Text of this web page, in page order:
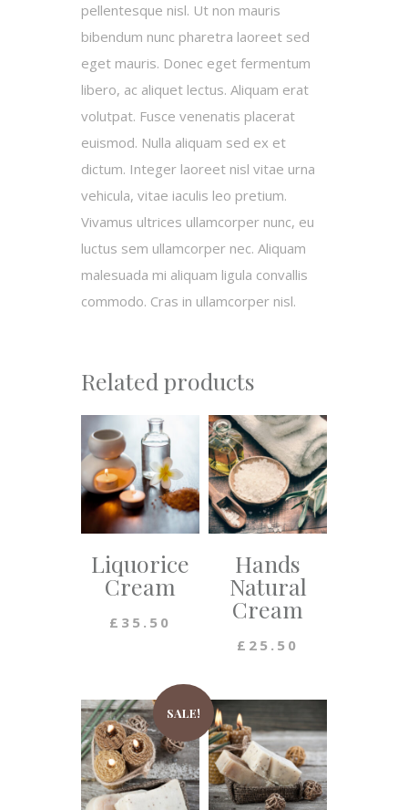
pellentesque nisl. Ut non mauris
bibendum nunc pharetra laoreet sed
eget mauris. Donec eget fermentum
libero, ac aliquet lectus. Aliquam erat
volutpat. Fusce venenatis placerat
euismod. Nulla aliquam sed ex et
dictum. Integer laoreet nisl vitae urna
vehicula, vitae iaculis leo pretium.
Vivamus ultrices ullamcorper nunc, eu
luctus sem ullamcorper nec. Aliquam
malesuada mi aliquam ligula convallis
commodo. Cras in ullamcorper nisl.
Related products
Liquorice
Cream
£ 35.50
Hands
Natural
Cream
£ 25.50
SALE!